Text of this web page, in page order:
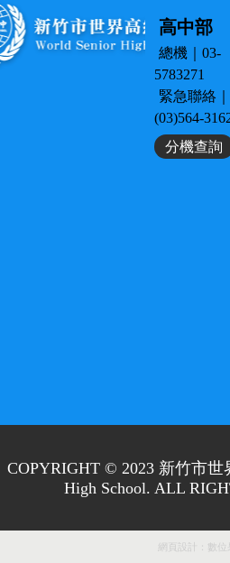
高中部
總機｜03-
5783271
緊急聯絡｜
(03)564-
分機查詢
COPYRIGHT © 2023 新竹市世
High School. ALL
網頁設計： 數位